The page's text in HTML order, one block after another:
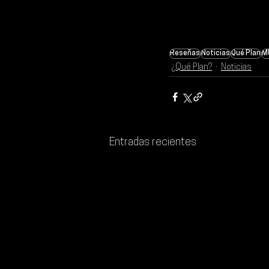
ReseñasNoticiasQué Plan
¿Qué Plan? Noticias
Entradas recientes